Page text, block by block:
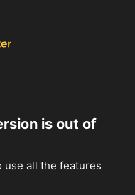
is out of
use all the features